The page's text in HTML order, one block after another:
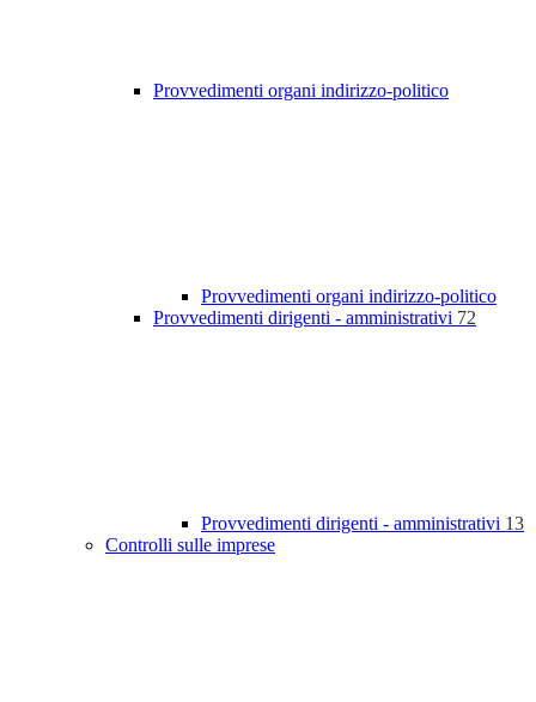
Provvedimenti organi indirizzo-politico
Provvedimenti organi indirizzo-politico
Provvedimenti dirigenti - amministrativi 72
Provvedimenti dirigenti - amministrativi 13
Controlli sulle imprese